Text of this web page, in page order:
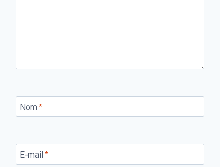
Nom*
E-mail*